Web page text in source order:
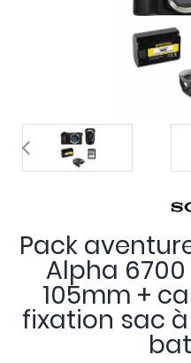
Pack
Alpha
105mm +
fixation sac